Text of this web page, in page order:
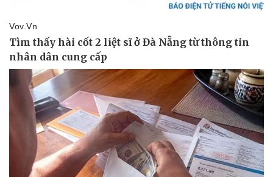
Pháp luật
Tin nóng
Tư vấn luật
Quân sự - Quốc phòng
Vũ khí
Việt Nam
Phân tích